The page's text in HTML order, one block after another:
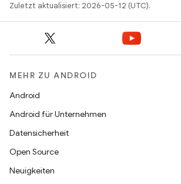
Zuletzt aktualisiert: 2026-05-12 (UTC).
MEHR ZU ANDROID
Android
Android für Unternehmen
Datensicherheit
Open Source
Neuigkeiten